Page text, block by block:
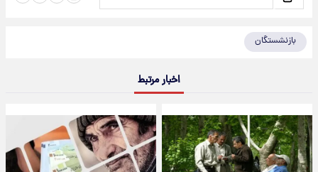
بازنشستگان
اخبار مرتبط